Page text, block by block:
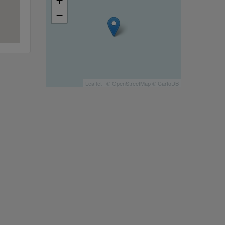
−
Leaflet OpenStreetMap CartoDB